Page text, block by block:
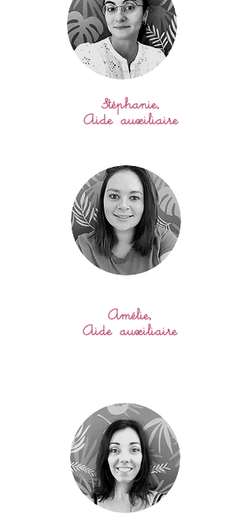
Stéphanie,
Aide auxiliaire
Amélie,
Aide auxiliaire